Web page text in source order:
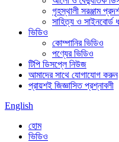
গৃহস্থালী সরঞ্জাম
সাহিত্য ও সাইনবোর্ড
ভিডিও
কোম্পানির ভিডিও
পণ্যের ভিডিও
টিপি ডিসপ্লে নিউজ
আমাদের সাথে যোগাযোগ করুন
প্রায়শই জিজ্ঞাসিত প্রশ্নাবলী
English
হোম
ভিডিও